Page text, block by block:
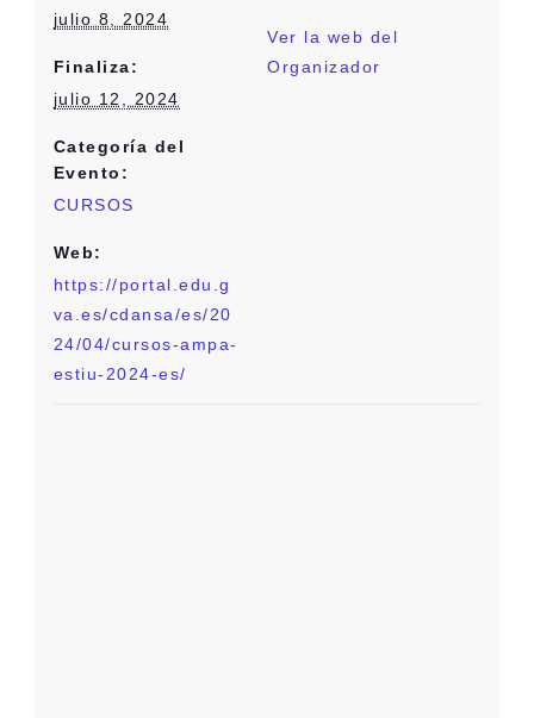
julio 8, 2024
Finaliza:
julio 12, 2024
Categoría del
Evento:
CURSOS
Web:
https://portal.edu.g
va.es/cdansa/es/20
24/04/cursos-ampa-
estiu-2024-es/
Ver la web del
Organizador